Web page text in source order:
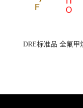
DRE标准品 全氟甲